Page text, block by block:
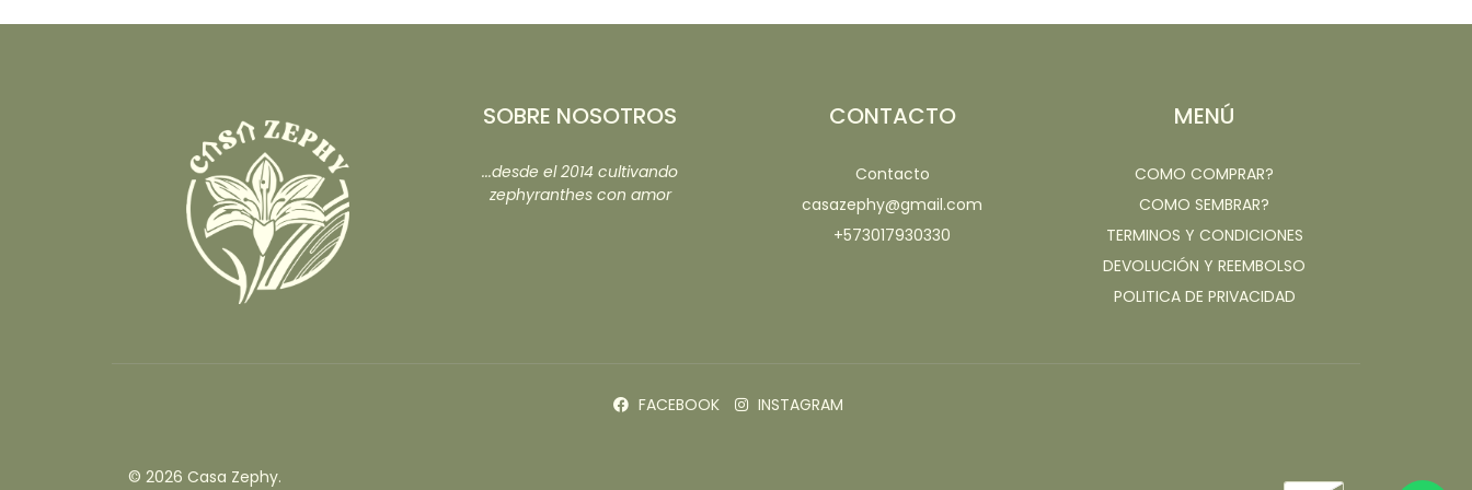
SOBRE NOSOTROS
...desde el 2014 cultivando
zephyranthes con amor
CONTACTO
Contacto
casazephy@gmail.com
+573017930330
MENÚ
COMO COMPRAR?
COMO SEMBRAR?
TERMINOS Y CONDICIONES
DEVOLUCIÓN Y REEMBOLSO
POLITICA DE PRIVACIDAD
FACEBOOK INSTAGRAM
© 2026 Casa Zephy.